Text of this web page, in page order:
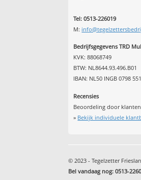
Tel: 0513-226019
M:
Bedrijfsgegevens TRD
KVK: 88068749
BTW: NL8644.93.496.B01
IBAN: NL50 INGB 0798
Recensies
Beoordeling door
» Bekijk individuele
© 2023 - Tegelzetter
Bel vandaag nog: 0513-